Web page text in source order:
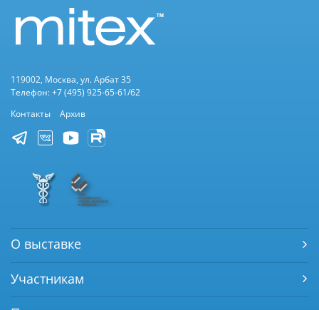
119002, Москва, ул. Арбат 35
Телефон: +7 (495) 925-65-61/62
Контакты
Архив
О выставке
Участникам